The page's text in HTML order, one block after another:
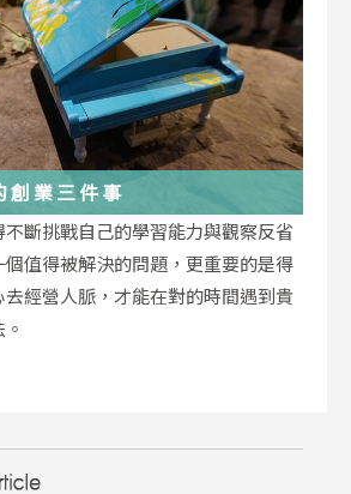
創業三件事
斷挑戰自己的學習能力與觀察反省
值得被解決的問題，更重要的是得
經營人脈，才能在對的時間遇到貴